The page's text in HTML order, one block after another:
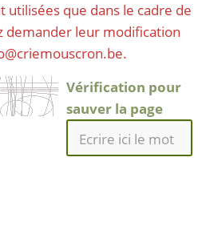
utilisées que dans le cadre de
demander leur modification
Vérification pour
sauver la page